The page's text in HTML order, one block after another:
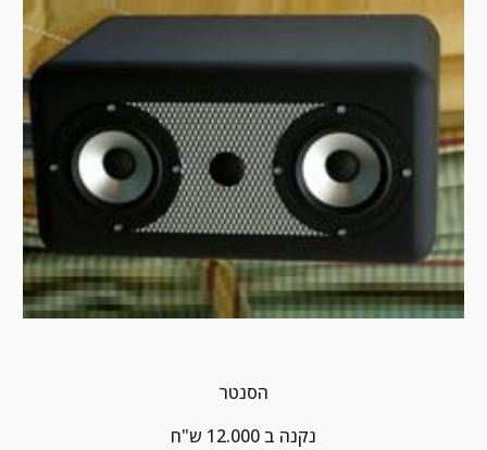
הסנטר
נקנה ב 12.000 ש"ח